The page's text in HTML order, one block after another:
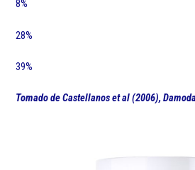
8%
28%
39%
Tomado de Castellanos et al (2006),